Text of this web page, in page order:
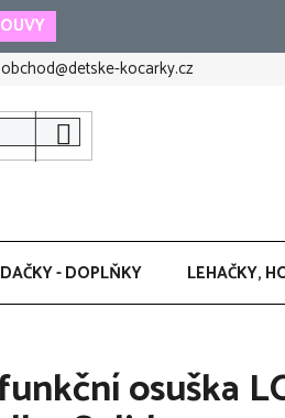
obchod@detske-kocarky.cz
- DOPLŇKY LEHAČKY,
osuška